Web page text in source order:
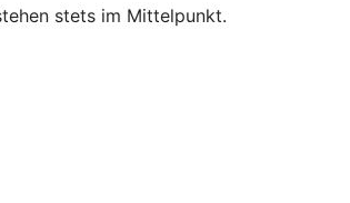
stets im Mittelpunkt.